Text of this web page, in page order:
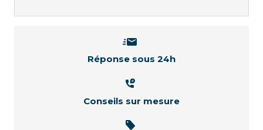
Réponse sous 24h
Conseils sur mesure